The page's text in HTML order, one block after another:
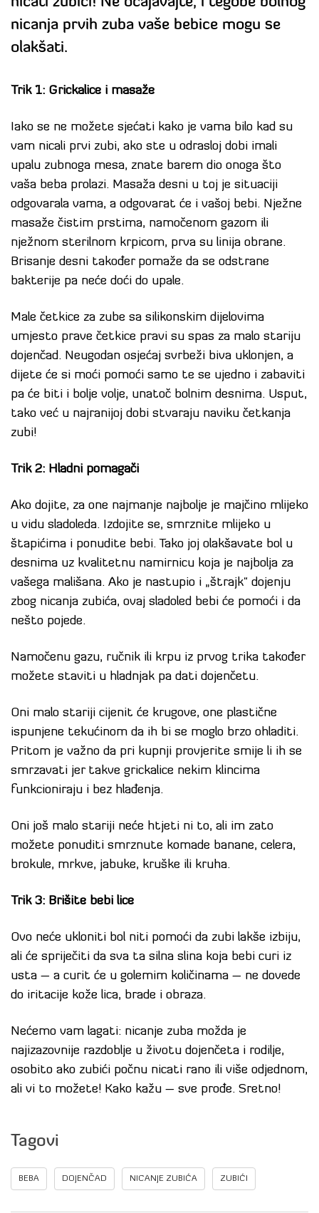
nicanja prvih zuba vaše bebice mogu se
olakšati.
Trik 1: Grickalice i masaže
Iako se ne možete sjećati kako je vama bilo kad su
vam nicali prvi zubi, ako ste u odrasloj dobi imali
upalu zubnoga mesa, znate barem dio onoga što
vaša beba prolazi. Masaža desni u toj je situaciji
odgovarala vama, a odgovarat će i vašoj bebi. Nježne
masaže čistim prstima, namočenom gazom ili
nježnom sterilnom krpicom, prva su linija obrane.
Brisanje desni također pomaže da se odstrane
bakterije pa neće doći do upale.
Male četkice za zube sa silikonskim dijelovima
umjesto prave četkice pravi su spas za malo stariju
dojenčad. Neugodan osjećaj svrbeži biva uklonjen, a
dijete će si moći pomoći samo te se ujedno i zabaviti
pa će biti i bolje volje, unatoč bolnim desnima. Usput,
tako već u najranijoj dobi stvaraju naviku četkanja
zubi!
Trik 2: Hladni pomagači
Ako dojite, za one najmanje najbolje je majčino mlijeko
u vidu sladoleda. Izdojite se, smrznite mlijeko u
štapićima i ponudite bebi. Tako joj olakšavate bol u
desnima uz kvalitetnu namirnicu koja je najbolja za
vašega mališana. Ako je nastupio i „štrajk“ dojenju
zbog nicanja zubića, ovaj sladoled bebi će pomoći i da
nešto pojede.
Namočenu gazu, ručnik ili krpu iz prvog trika također
možete staviti u hladnjak pa dati dojenčetu.
Oni malo stariji cijenit će krugove, one plastične
ispunjene tekućinom da ih bi se moglo brzo ohladiti.
Pritom je važno da pri kupnji provjerite smije li ih se
smrzavati jer takve grickalice nekim klincima
funkcioniraju i bez hlađenja.
Oni još malo stariji neće htjeti ni to, ali im zato
možete ponuditi smrznute komade banane, celera,
brokule, mrkve, jabuke, kruške ili kruha.
Trik 3: Brišite bebi lice
Ovo neće ukloniti bol niti pomoći da zubi lakše izbiju,
ali će spriječiti da sva ta silna slina koja bebi curi iz
usta – a curit će u golemim količinama – ne dovede
do iritacije kože lica, brade i obraza.
Nećemo vam lagati: nicanje zuba možda je
najizazovnije razdoblje u životu dojenčeta i rodilje,
osobito ako zubići počnu nicati rano ili više odjednom,
ali vi to možete! Kako kažu – sve prođe. Sretno!
Tagovi
BEBA DOJENČAD NICANJE ZUBIĆA ZUBIĆI